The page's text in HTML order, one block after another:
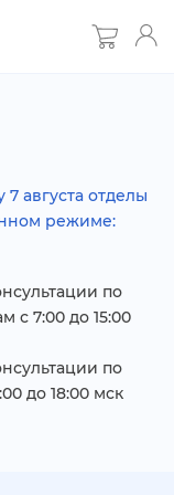
августа отделы
режиме:
по
с 7:00 до 15:00
по
до 18:00 мск